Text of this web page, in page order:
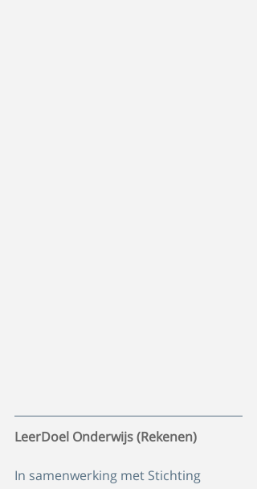
LeerDoel Onderwijs (Rekenen)
In samenwerking met Stichting